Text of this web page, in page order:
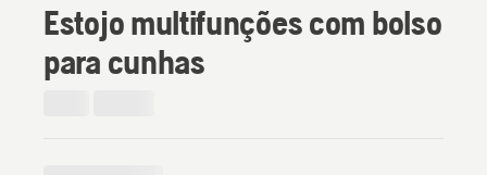
Estojo multifunções com bolso
para cunhas